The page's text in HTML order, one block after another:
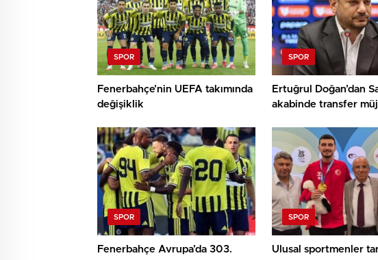
SPOR
Fenerbahçe’nin UEFA takımında
değişiklik
SPOR
Ertuğrul Doğan’dan
akabinde transfer
SPOR
Fenerbahçe Avrupa’da 303.
SPOR
Ulusal sportmenler